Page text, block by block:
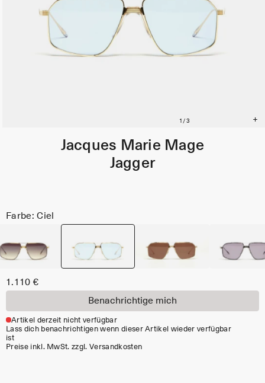
Jacques Marie Mage
Jagger
Farbe: Ciel
1.110 €
Benachrichtige mich
Artikel derzeit nicht verfügbar
Lass dich benachrichtigen wenn dieser Artikel wieder verfügbar
ist
Preise inkl. MwSt. zzgl. Versandkosten